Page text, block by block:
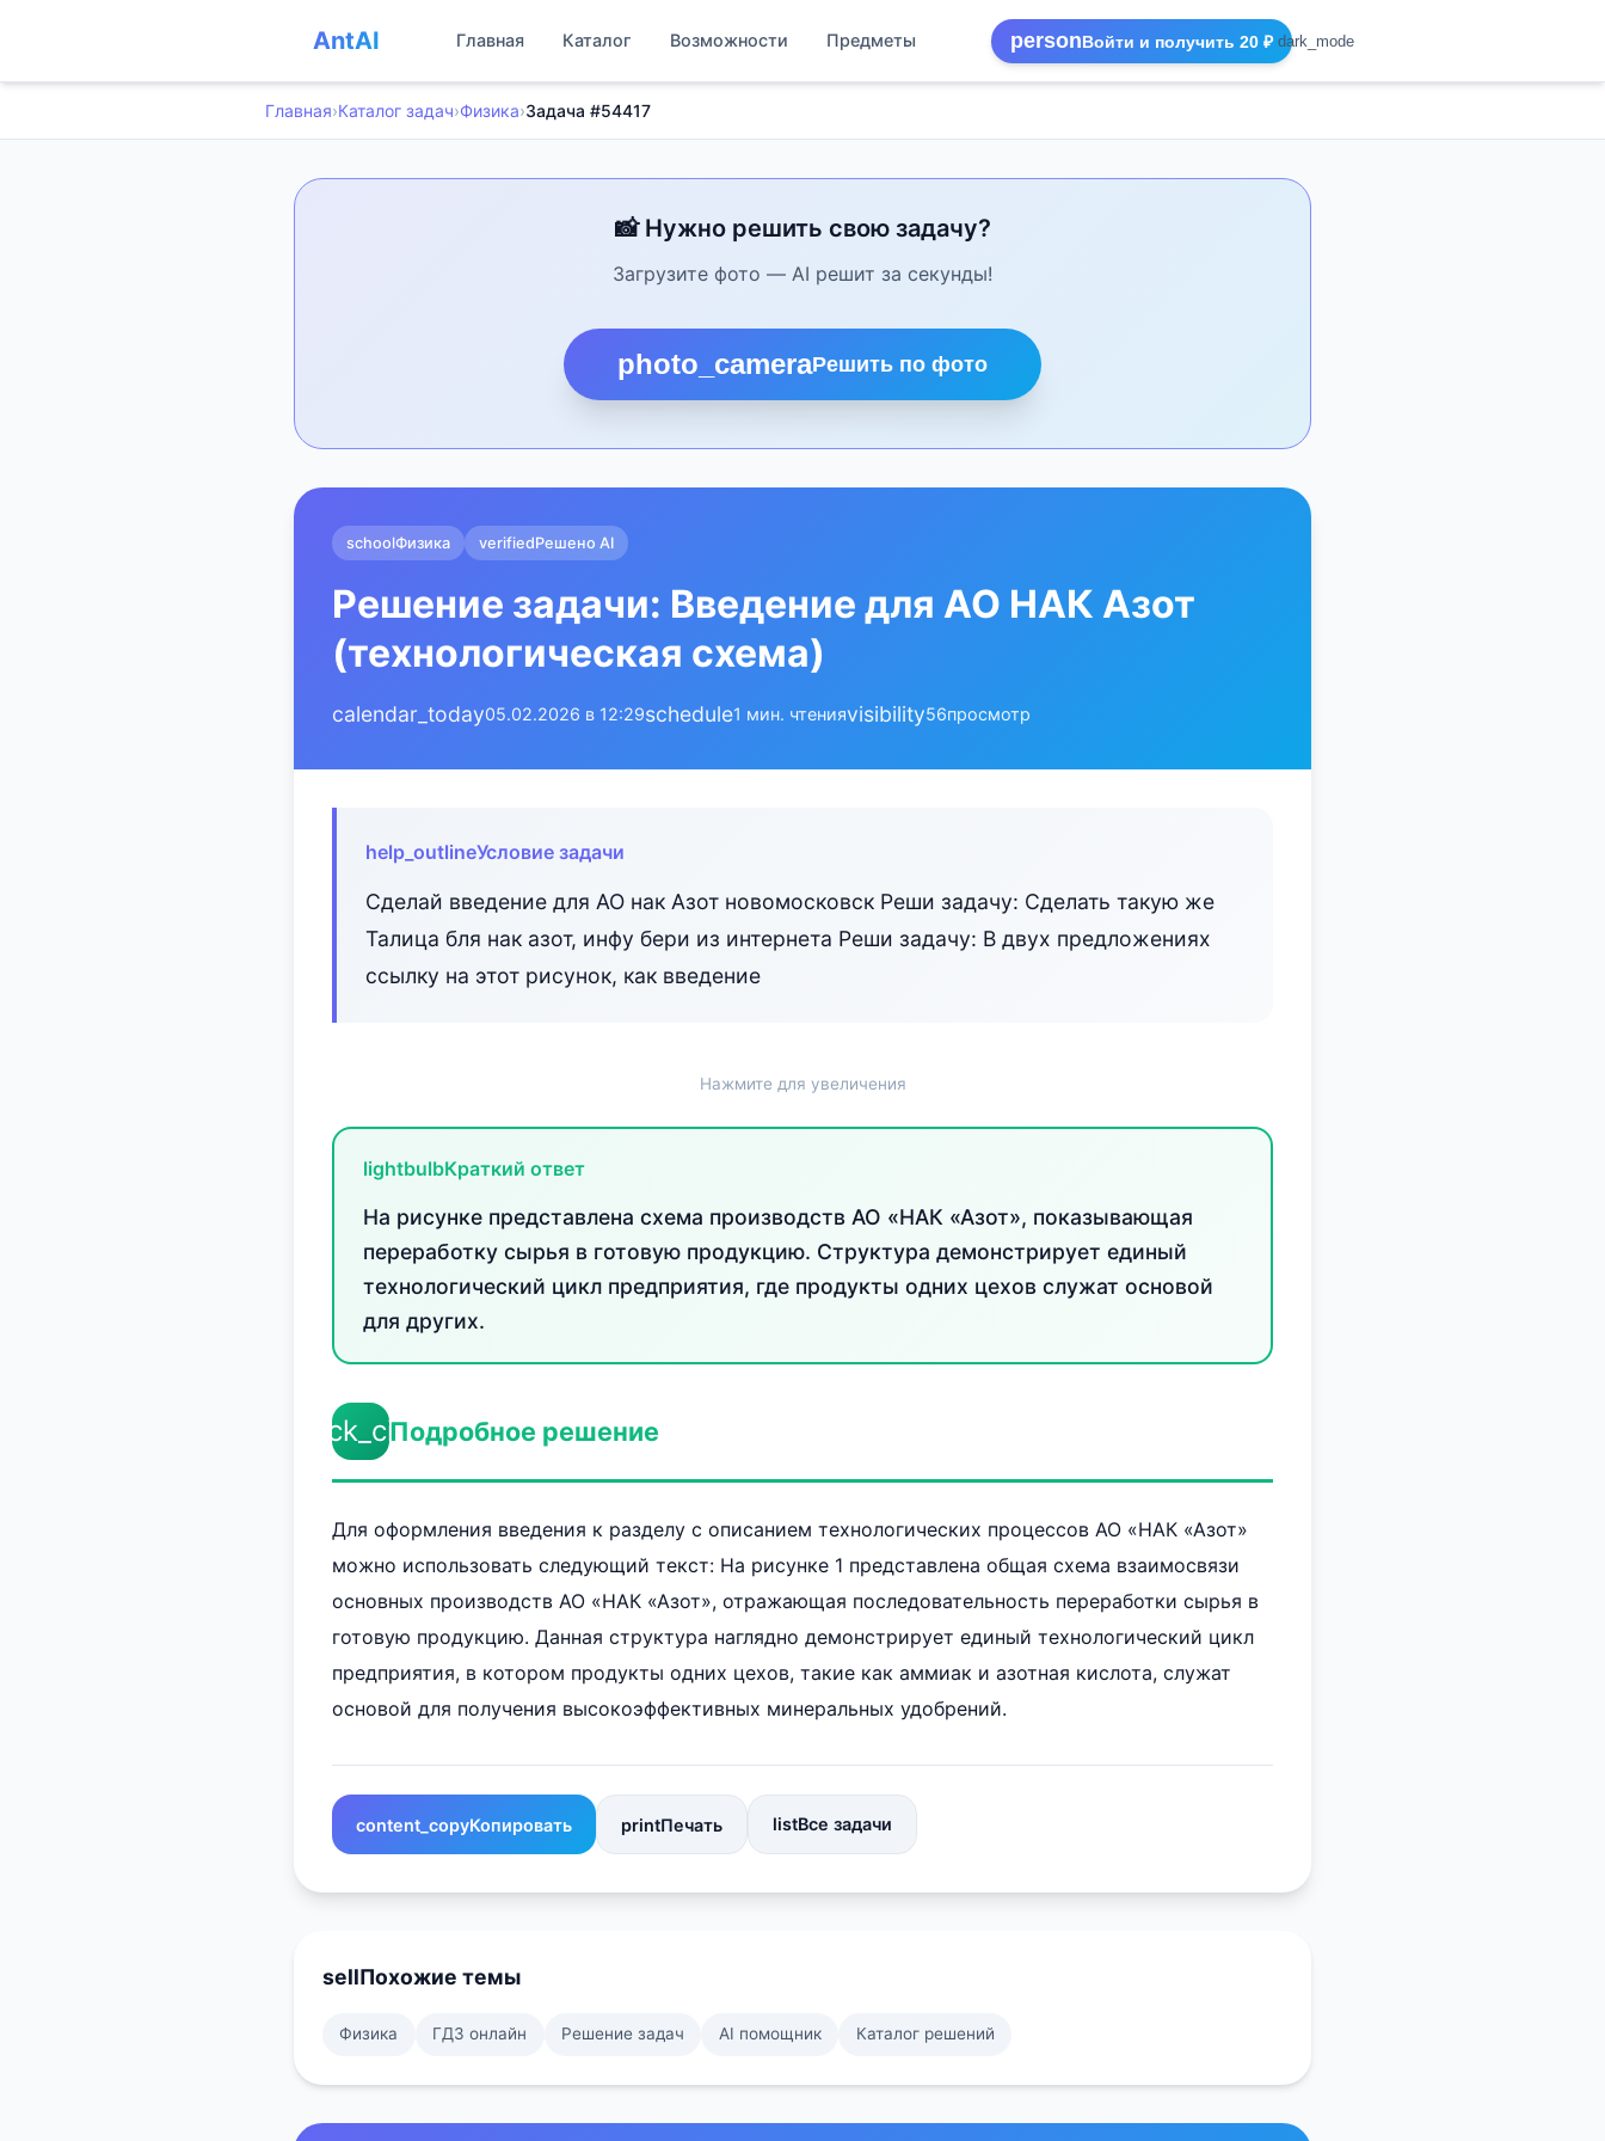
AntAI Главная Каталог Возможности Предметы personВойти и получить 20 ₽ dark_mode
Главная›Каталог задач›Физика›Задача #54417
📸 Нужно решить свою задачу?
Загрузите фото — AI решит за секунды!
photo_cameraРешить по фото
schoolФизика verifiedРешено AI
Решение задачи: Введение для АО НАК Азот
(технологическая схема)
calendar_today05.02.2026 в 12:29schedule1 мин. чтенияvisibility56просмотр
help_outlineУсловие задачи
Сделай введение для АО нак Азот новомосковск Реши задачу: Сделать такую же
Талица бля нак азот, инфу бери из интернета Реши задачу: В двух предложениях
ссылку на этот рисунок, как введение
Нажмите для увеличения
lightbulbКраткий ответ
На рисунке представлена схема производств АО «НАК «Азот», показывающая
переработку сырья в готовую продукцию. Структура демонстрирует единый
технологический цикл предприятия, где продукты одних цехов служат основой
для других.
check_circleПодробное решение
Для оформления введения к разделу с описанием технологических процессов АО «НАК «Азот»
можно использовать следующий текст: На рисунке 1 представлена общая схема взаимосвязи
основных производств АО «НАК «Азот», отражающая последовательность переработки сырья в
готовую продукцию. Данная структура наглядно демонстрирует единый технологический цикл
предприятия, в котором продукты одних цехов, такие как аммиак и азотная кислота, служат
основой для получения высокоэффективных минеральных удобрений.
content_copyКопировать printПечать listВсе задачи
sellПохожие темы
Физика ГДЗ онлайн Решение задач AI помощник Каталог решений